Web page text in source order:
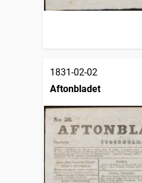
1831-02-02
Aftonbladet